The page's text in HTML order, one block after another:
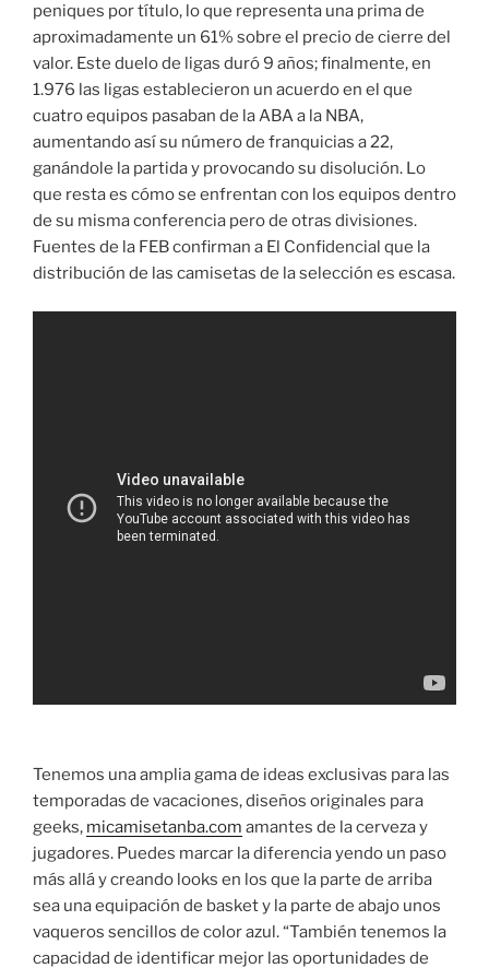
peniques por título, lo que representa una prima de
aproximadamente un 61% sobre el precio de cierre del
valor. Este duelo de ligas duró 9 años; finalmente, en
1.976 las ligas establecieron un acuerdo en el que
cuatro equipos pasaban de la ABA a la NBA,
aumentando así su número de franquicias a 22,
ganándole la partida y provocando su disolución. Lo
que resta es cómo se enfrentan con los equipos dentro
de su misma conferencia pero de otras divisiones.
Fuentes de la FEB confirman a El Confidencial que la
distribución de las camisetas de la selección es escasa.
Tenemos una amplia gama de ideas exclusivas para las
temporadas de vacaciones, diseños originales para
geeks, micamisetanba.com amantes de la cerveza y
jugadores. Puedes marcar la diferencia yendo un paso
más allá y creando looks en los que la parte de arriba
sea una equipación de basket y la parte de abajo unos
vaqueros sencillos de color azul. “También tenemos la
capacidad de identificar mejor las oportunidades de